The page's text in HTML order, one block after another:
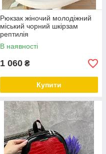
Рюкзак жіночий молодіжний
міський чорний шкірзам
рептилія
В наявності
1 060 ₴
Купити